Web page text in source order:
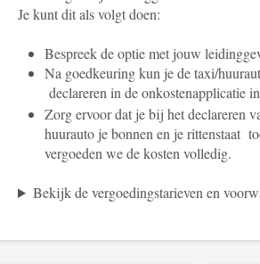
Je kunt dit als volgt doen:
Bespreek de optie met jouw
Na goedkeuring kun je de taxi/
declareren in de onkostenapplicatie in
Zorg ervoor dat je bij het declareren
huurauto je bonnen en je rittenstaat
vergoeden we de kosten volledig.
Bekijk de vergoedingstarieven en